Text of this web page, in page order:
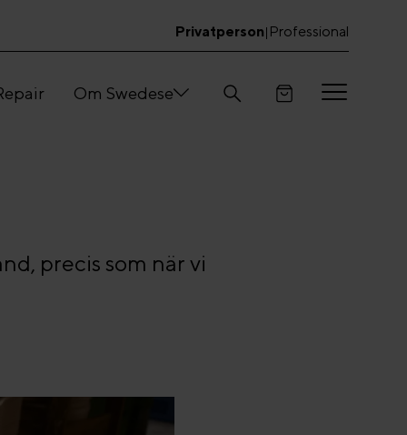
Privatperson| Professional
Om Swedese
precis som när vi